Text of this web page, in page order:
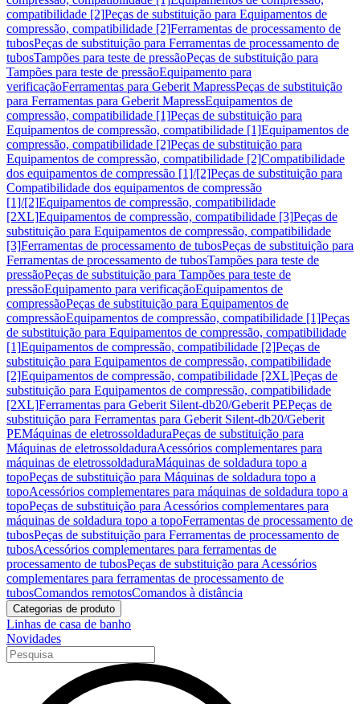
compatibilidade [2]Peças de substituição para Equipamentos de
compressão, compatibilidade [2]Ferramentas de processamento de
tubosPeças de substituição para Ferramentas de processamento de
tubosTampões para teste de pressãoPeças de substituição para
Tampões para teste de pressãoEquipamento para
verificaçãoFerramentas para Geberit MapressPeças de substituição
para Ferramentas para Geberit MapressEquipamentos de
compressão, compatibilidade [1]Peças de substituição para
Equipamentos de compressão, compatibilidade [1]Equipamentos de
compressão, compatibilidade [2]Peças de substituição para
Equipamentos de compressão, compatibilidade [2]Compatibilidade
dos equipamentos de compressão [1]/[2]Peças de substituição para
Compatibilidade dos equipamentos de compressão
[1]/[2]Equipamentos de compressão, compatibilidade
[2XL]Equipamentos de compressão, compatibilidade [3]Peças de
substituição para Equipamentos de compressão, compatibilidade
[3]Ferramentas de processamento de tubosPeças de substituição para
Ferramentas de processamento de tubosTampões para teste de
pressãoPeças de substituição para Tampões para teste de
pressãoEquipamento para verificaçãoEquipamentos de
compressãoPeças de substituição para Equipamentos de
compressãoEquipamentos de compressão, compatibilidade [1]Peças
de substituição para Equipamentos de compressão, compatibilidade
[1]Equipamentos de compressão, compatibilidade [2]Peças de
substituição para Equipamentos de compressão, compatibilidade
[2]Equipamentos de compressão, compatibilidade [2XL]Peças de
substituição para Equipamentos de compressão, compatibilidade
[2XL]Ferramentas para Geberit Silent-db20/Geberit PEPeças de
substituição para Ferramentas para Geberit Silent-db20/Geberit
PEMáquinas de eletrossoldaduraPeças de substituição para
Máquinas de eletrossoldaduraAcessórios complementares para
máquinas de eletrossoldaduraMáquinas de soldadura topo a
topoPeças de substituição para Máquinas de soldadura topo a
topoAcessórios complementares para máquinas de soldadura topo a
topoPeças de substituição para Acessórios complementares para
máquinas de soldadura topo a topoFerramentas de processamento de
tubosPeças de substituição para Ferramentas de processamento de
tubosAcessórios complementares para ferramentas de
processamento de tubosPeças de substituição para Acessórios
complementares para ferramentas de processamento de
tubosComandos remotosComandos à distância
Categorias de produto
Linhas de casa de banho
Novidades